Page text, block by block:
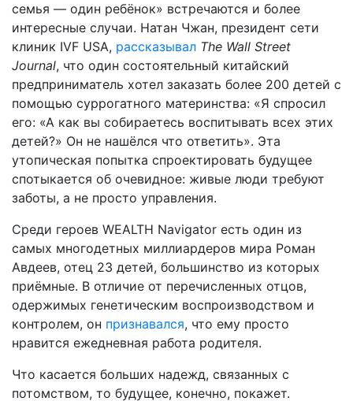
семья — один ребёнок» встречаются и более
интересные случаи. Натан Чжан, президент сети
клиник IVF USA, рассказывал The Wall Street
Journal, что один состоятельный китайский
предприниматель хотел заказать более 200 детей с
помощью суррогатного материнства: «Я спросил
его: «А как вы собираетесь воспитывать всех этих
детей?» Он не нашёлся что ответить». Эта
утопическая попытка спроектировать будущее
спотыкается об очевидное: живые люди требуют
заботы, а не просто управления.
Среди героев WEALTH Navigator есть один из
самых многодетных миллиардеров мира Роман
Авдеев, отец 23 детей, большинство из которых
приёмные. В отличие от перечисленных отцов,
одержимых генетическим воспроизводством и
контролем, он признавался, что ему просто
нравится ежедневная работа родителя.
Что касается больших надежд, связанных с
потомством, то будущее, конечно, покажет.